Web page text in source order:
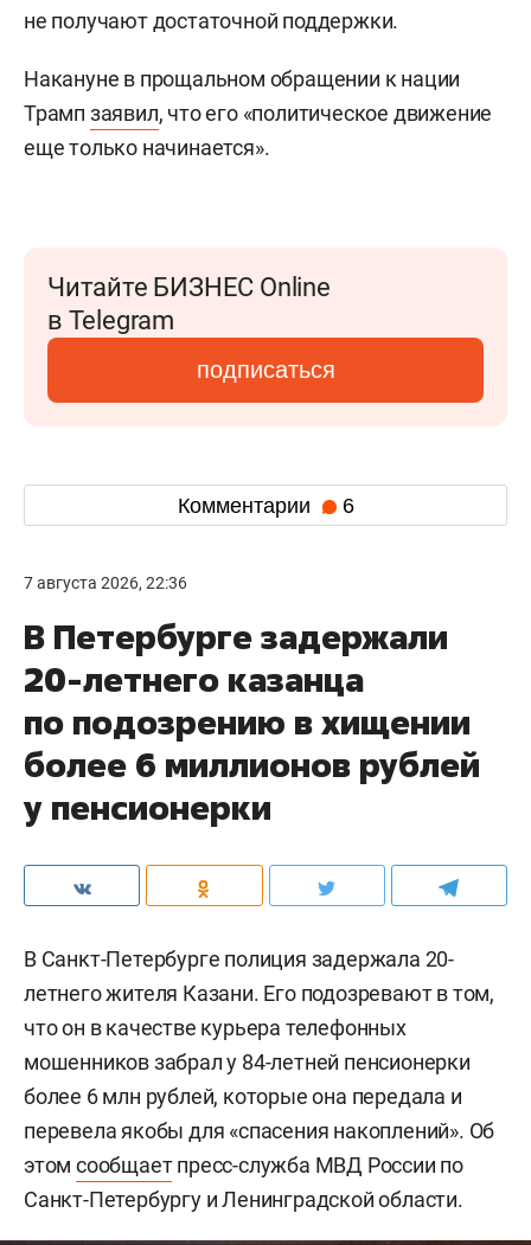
не получают достаточной поддержки.
Накануне в прощальном обращении к нации
Трамп заявил, что его «политическое движение
еще только начинается».
Читайте БИЗНЕС Online
в Telegram
подписаться
Комментарии 6
7 августа 2026, 22:36
В Петербурге задержали
20-летнего казанца
по подозрению в хищении
более 6 миллионов рублей
у пенсионерки
В Санкт-Петербурге полиция задержала 20-
летнего жителя Казани. Его подозревают в том,
что он в качестве курьера телефонных
мошенников забрал у 84-летней пенсионерки
более 6 млн рублей, которые она передала и
перевела якобы для «спасения накоплений». Об
этом сообщаетпресс-служба МВД России по
Санкт-Петербургу и Ленинградской области.